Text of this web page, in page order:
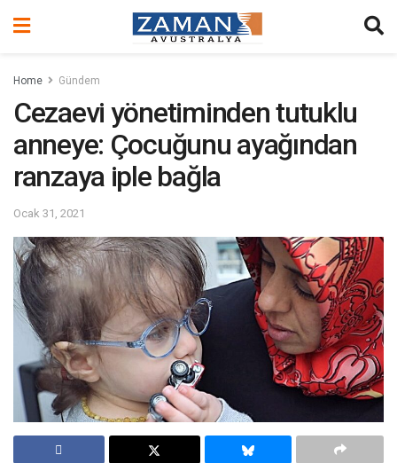
Home Gündem
Cezaevi yönetiminden tutuklu
anneye: Çocuğunu ayağından
ranzaya iple bağla
Ocak 31, 2021